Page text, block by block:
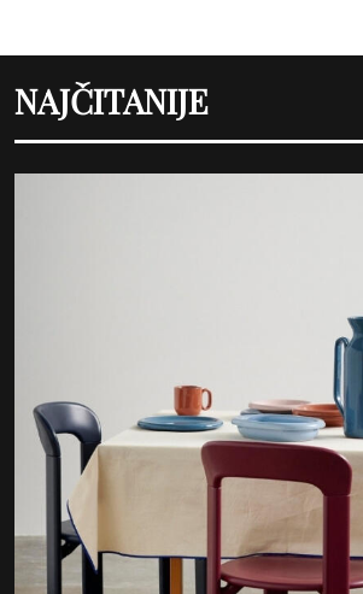
NAJČITANIJE